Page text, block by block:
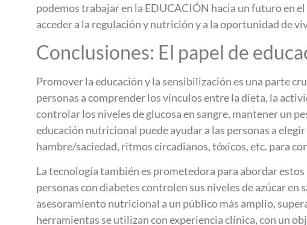
podemos trabajar en la EDUCACIÓN hacia un futuro en
acceder a la regulación y nutrición y a la oportunidad de
Conclusiones: El papel de
Promover la educación y la sensibilización es una parte
personas a comprender los vínculos entre la dieta, la
controlar los niveles de glucosa en sangre, mantener un
educación nutricional puede ayudar a las personas a
hambre/saciedad, ritmos circadianos, tóxicos, etc. para
La tecnología también es prometedora para abordar estos
personas con diabetes controlen sus niveles de azúcar
asesoramiento nutricional a un público más amplio,
herramientas se utilizan con experiencia clínica, con un